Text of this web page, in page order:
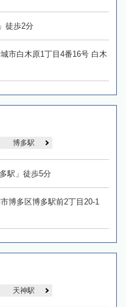
徒歩2分
市白木原1丁目4番16号 白木
博多駅
駅」徒歩5分
博多区博多駅前2丁目20-1
天神駅